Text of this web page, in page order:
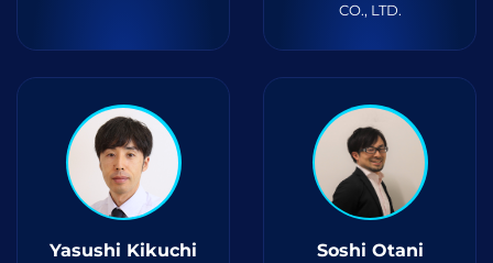
CO., LTD.
Yasushi Kikuchi Soshi Otani